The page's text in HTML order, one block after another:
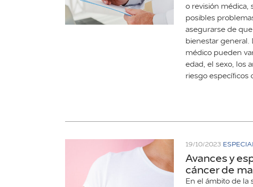
o revisión médica,
posibles
asegurarse de
bienestar general.
médico pueden
edad, el sexo, los
riesgo específicos
19/10/2023
Avances y
cáncer de
En el ámbito de la